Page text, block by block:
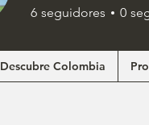
6 seguidores 0
Descubre Colombia